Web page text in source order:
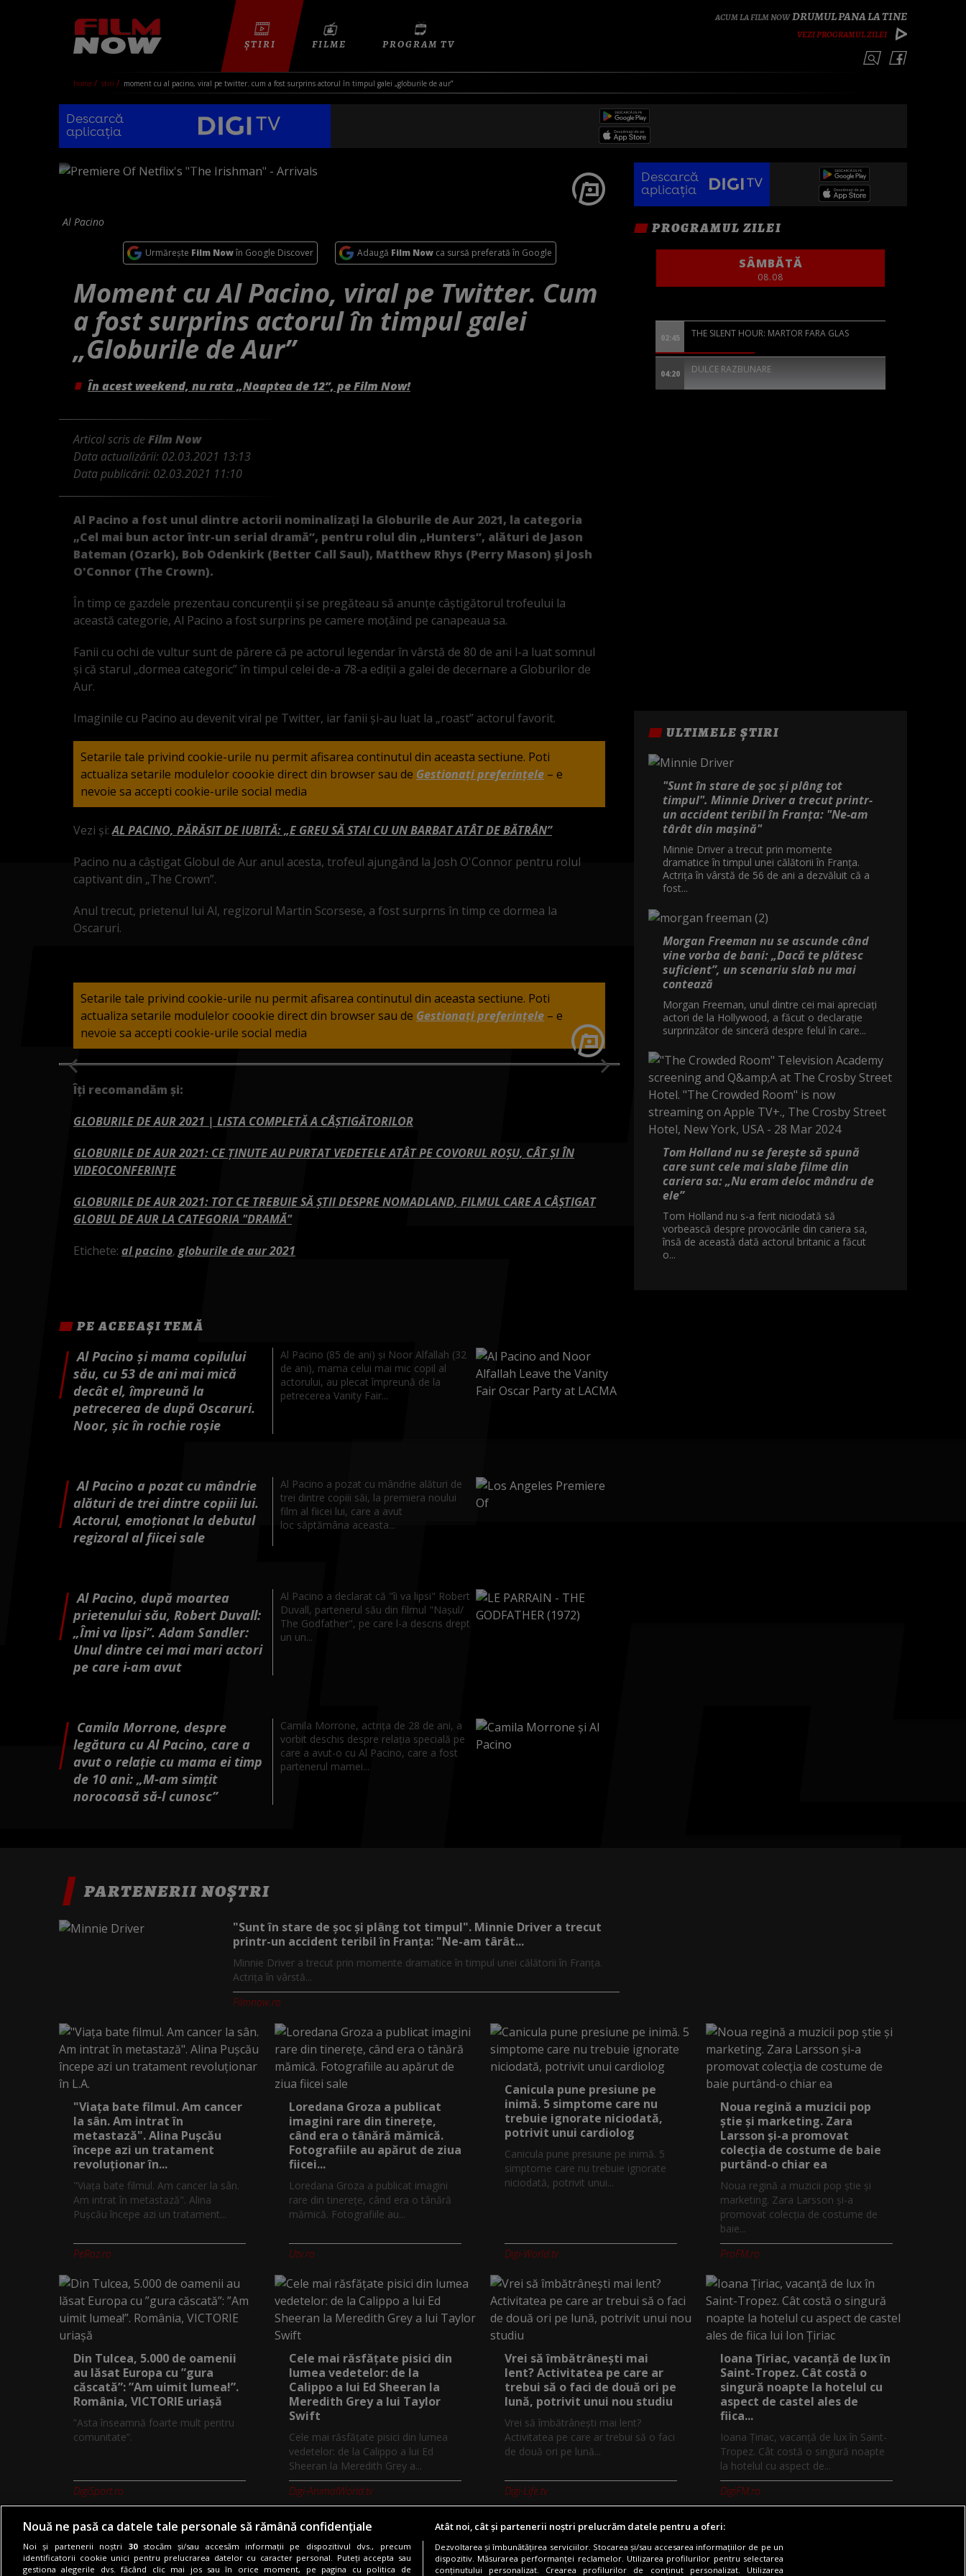
DRUMUL PANA LA TINE
VEZI PROGRAMUL ZILEI
ȘTIRI FILME PROGRAM TV
home stiri moment cu al pacino, viral pe twitter. cum a fost surprins actorul în timpul galei „globurile de aur”
Descarcă
aplicația
Al Pacino
Urmărește Film Nowîn Google Discover Adaugă Film Nowca sursă preferată în Google
Moment cu Al Pacino, viral pe Twitter. Cum
a fost surprins actorul în timpul galei
„Globurile de Aur”
În acest weekend, nu rata „Noaptea de 12”, pe Film Now!
Articol scris deFilm Now
Data actualizării: 02.03.2021 13:13
Data publicării: 02.03.2021 11:10
Al Pacino a fost unul dintre actorii nominalizați la Globurile de Aur 2021, la categoria
„Cel mai bun actor într-un serial dramă”, pentru rolul din „Hunters”, alături de Jason
Bateman (Ozark), Bob Odenkirk (Better Call Saul), Matthew Rhys (Perry Mason) și Josh
O'Connor (The Crown).
În timp ce gazdele prezentau concurenții și se pregăteau să anunțe câștigătorul trofeului la
această categorie, Al Pacino a fost surprins pe camere moțăind pe canapeaua sa.
Fanii cu ochi de vultur sunt de părere că pe actorul legendar în vârstă de 80 de ani l-a luat somnul
și că starul „dormea categoric” în timpul celei de-a 78-a ediții a galei de decernare a Globurilor de
Aur.
Imaginile cu Pacino au devenit viral pe Twitter, iar fanii și-au luat la „roast” actorul favorit.
Setarile tale privind cookie-urile nu permit afisarea continutul din aceasta sectiune. Poti
actualiza setarile modulelor coookie direct din browser sau de Gestionați preferințele – e
nevoie sa accepti cookie-urile social media
Vezi și:AL PACINO, PĂRĂSIT DE IUBITĂ: „E GREU SĂ STAI CU UN BARBAT ATÂT DE BĂTRÂN”
Pacino nu a câștigat Globul de Aur anul acesta, trofeul ajungând la Josh O'Connor pentru rolul
captivant din „The Crown”.
Anul trecut, prietenul lui Al, regizorul Martin Scorsese, a fost surprns în timp ce dormea la
Oscaruri.
Setarile tale privind cookie-urile nu permit afisarea continutul din aceasta sectiune. Poti
actualiza setarile modulelor coookie direct din browser sau de Gestionați preferințele – e
nevoie sa accepti cookie-urile social media
Îți recomandăm și:
GLOBURILE DE AUR 2021 | LISTA COMPLETĂ A CÂȘTIGĂTORILOR
GLOBURILE DE AUR 2021: CE ȚINUTE AU PURTAT VEDETELE ATÂT PE COVORUL ROȘU, CÂT ȘI ÎN
VIDEOCONFERINȚE
GLOBURILE DE AUR 2021: TOT CE TREBUIE SĂ ȘTII DESPRE NOMADLAND, FILMUL CARE A CÂŞTIGAT
GLOBUL DE AUR LA CATEGORIA "DRAMĂ"
Etichete: al pacino, globurile de aur 2021
Descarcă
aplicația
PROGRAMUL ZILEI
SÂMBĂTĂ
08.08
02:45 THE SILENT HOUR: MARTOR FARA GLAS
04:20 DULCE RAZBUNARE
ULTIMELE ȘTIRI
"Sunt în stare de șoc și plâng tot
timpul". Minnie Driver a trecut printr-
un accident teribil în Franța: "Ne-am
târât din mașină"
Minnie Driver a trecut prin momente
dramatice în timpul unei călătorii în Franța.
Actrița în vârstă de 56 de ani a dezvăluit că a
fost...
Morgan Freeman nu se ascunde când
vine vorba de bani: „Dacă te plătesc
suficient”, un scenariu slab nu mai
contează
Morgan Freeman, unul dintre cei mai apreciați
actori de la Hollywood, a făcut o declarație
surprinzător de sinceră despre felul în care...
Tom Holland nu se ferește să spună
care sunt cele mai slabe filme din
cariera sa: „Nu eram deloc mândru de
ele”
Tom Holland nu s-a ferit niciodată să
vorbească despre provocările din cariera sa,
însă de această dată actorul britanic a făcut
o...
PE ACEEAȘI TEMĂ
Al Pacino și mama copilului
său, cu 53 de ani mai mică
decât el, împreună la
petrecerea de după Oscaruri.
Noor, șic în rochie roșie
Al Pacino (85 de ani) și Noor Alfallah (32
de ani), mama celui mai mic copil al
actorului, au plecat împreună de la
petrecerea Vanity Fair...
Al Pacino a pozat cu mândrie
alături de trei dintre copiii lui.
Actorul, emoționat la debutul
regizoral al fiicei sale
Al Pacino a pozat cu mândrie alături de
trei dintre copiii săi, la premiera noului
film al fiicei lui, care a avut
loc săptămâna aceasta...
Al Pacino, după moartea
prietenului său, Robert Duvall:
„Îmi va lipsi”. Adam Sandler:
Unul dintre cei mai mari actori
pe care i-am avut
Al Pacino a declarat că "îi va lipsi" Robert
Duvall, partenerul său din filmul "Naşul/
The Godfather", pe care l-a descris drept
un un...
Camila Morrone, despre
legătura cu Al Pacino, care a
avut o relație cu mama ei timp
de 10 ani: „M-am simțit
norocoasă să-l cunosc”
Camila Morrone, actrița de 28 de ani, a
vorbit deschis despre relația specială pe
care a avut-o cu Al Pacino, care a fost
partenerul mamei...
PARTENERII NOȘTRI
"Sunt în stare de șoc și plâng tot timpul". Minnie Driver a trecut
printr-un accident teribil în Franța: "Ne-am târât...
Minnie Driver a trecut prin momente dramatice în timpul unei călătorii în Franța.
Actrița în vârstă...
Filmnow.ro
"Viața bate filmul. Am cancer
la sân. Am intrat în
metastază". Alina Pușcău
începe azi un tratament
revoluționar în...
"Viața bate filmul. Am cancer la sân.
Am intrat în metastază". Alina
Pușcău începe azi un tratament...
PeRoz.ro
Loredana Groza a publicat
imagini rare din tinerețe,
când era o tânără mămică.
Fotografiile au apărut de ziua
fiicei...
Loredana Groza a publicat imagini
rare din tinerețe, când era o tânără
mămică. Fotografiile au...
Utv.ro
Canicula pune presiune pe
inimă. 5 simptome care nu
trebuie ignorate niciodată,
potrivit unui cardiolog
Canicula pune presiune pe inimă. 5
simptome care nu trebuie ignorate
niciodată, potrivit unui...
Digi-World.tv
Noua regină a muzicii pop
știe și marketing. Zara
Larsson și-a promovat
colecția de costume de baie
purtând-o chiar ea
Noua regină a muzicii pop știe și
marketing. Zara Larsson și-a
promovat colecția de costume de
baie...
ProFM.ro
Din Tulcea, 5.000 de oamenii
au lăsat Europa cu ”gura
căscată”: ”Am uimit lumea!”.
România, VICTORIE uriașă
”Asta înseamnă foarte mult pentru
comunitate”.
DigiSport.ro
Cele mai răsfățate pisici din
lumea vedetelor: de la
Calippo a lui Ed Sheeran la
Meredith Grey a lui Taylor
Swift
Cele mai răsfățate pisici din lumea
vedetelor: de la Calippo a lui Ed
Sheeran la Meredith Grey a...
Digi-AnimalWorld.tv
Vrei să îmbătrânești mai
lent? Activitatea pe care ar
trebui să o faci de două ori pe
lună, potrivit unui nou studiu
Vrei să îmbătrânești mai lent?
Activitatea pe care ar trebui să o faci
de două ori pe lună...
Digi-Life.tv
Ioana Țiriac, vacanță de lux în
Saint-Tropez. Cât costă o
singură noapte la hotelul cu
aspect de castel ales de
fiica...
Ioana Țiriac, vacanță de lux în Saint-
Tropez. Cât costă o singură noapte
la hotelul cu aspect de...
DigiFM.ro
Copyright © 2026 / DIGI ROMANIA S.A.
Nouă ne pasă ca datele tale personale să rămână confidențiale
Noi și partenerii noștri 30stocăm și/sau accesăm informații pe dispozitivul dvs., precum
identificatorii cookie unici pentru prelucrarea datelor cu caracter personal. Puteți accepta sau
gestiona alegerile dvs. făcând clic mai jos sau în orice moment, pe pagina cu politica de
Atât noi, cât și partenerii noștri prelucrăm datele pentru a oferi:
Dezvoltarea și îmbunătățirea serviciilor. Stocarea și/sau accesarea informațiilor de pe un
dispozitiv. Măsurarea performanței reclamelor. Utilizarea profilurilor pentru selectarea
conținutului personalizat. Crearea profilurilor de conținut personalizat. Utilizarea